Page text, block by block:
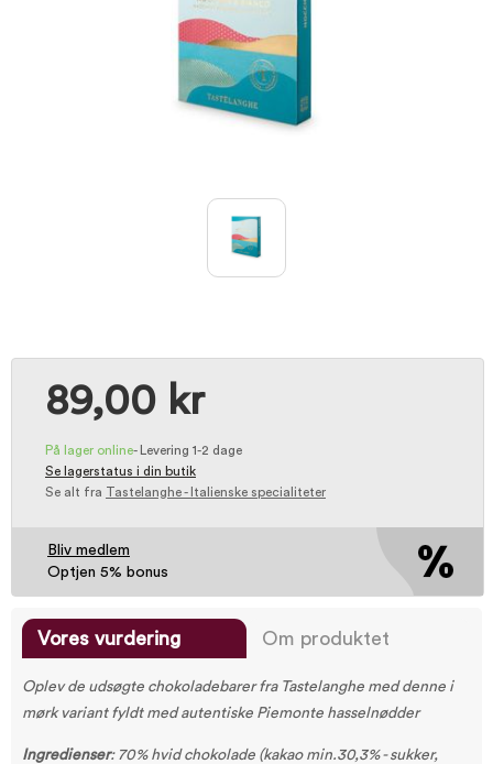
89,00 kr
På lager online-
Levering 1-2 dage
Se lagerstatus i din butik
Se alt fra Tastelanghe - Italienske specialiteter
Bliv medlem
Optjen 5% bonus
Vores vurdering Om produktet
Oplev de udsøgte chokoladebarer fra Tastelanghe med denne i
mørk variant fyldt med autentiske Piemonte hasselnødder
Ingredienser: 70% hvid chokolade (kakao min.30,3% - sukker,